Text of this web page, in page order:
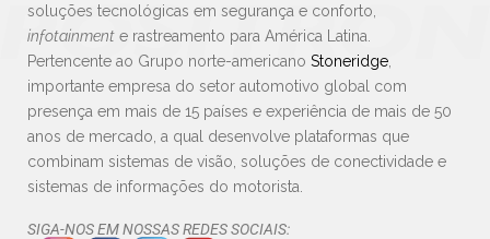
soluções tecnológicas em segurança e conforto,
infotainment e rastreamento para América Latina.
Pertencente ao Grupo norte-americano Stoneridge
importante empresa do setor automotivo global com
presença em mais de 15 países e experiência de mais de 50
anos de mercado, a qual desenvolve plataformas que
combinam sistemas de visão, soluções de conectividade e
sistemas de informações do motorista.
SIGA-NOS EM NOSSAS REDES SOCIAIS: